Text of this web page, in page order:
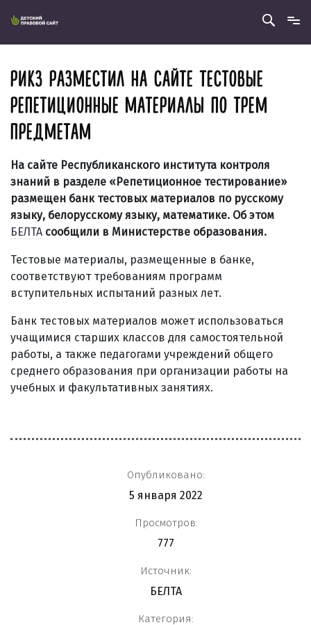
РИКЗ РАЗМЕСТИЛ НА САЙТЕ ТЕСТОВЫЕ
РЕПЕТИЦИОННЫЕ МАТЕРИАЛЫ ПО ТРЕМ
ПРЕДМЕТАМ
На сайте Республиканского института контроля
знаний в разделе «Репетиционное тестирование»
размещен банк тестовых материалов по русскому
языку, белорусскому языку, математике. Об этом
БЕЛТА сообщили в Министерстве образования.
Тестовые материалы, размещенные в банке,
соответствуют требованиям программ
вступительных испытаний разных лет.
Банк тестовых материалов может использоваться
учащимися старших классов для самостоятельной
работы, а также педагогами учреждений общего
среднего образования при организации работы на
учебных и факультативных занятиях.
Опубликовано:
5 января 2022
Просмотров:
777
Источник:
БЕЛТА
Категория: